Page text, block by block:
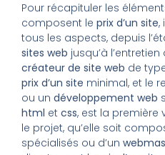
Pour récapituler les
composent le prix d’un site,
tous les aspects, depuis
sites web jusqu’à
créateur de site web de
prix d’un site minimal, et le
ou un développement web
html et css, est la première
le projet, qu’elle soit
spécialisés ou d’un